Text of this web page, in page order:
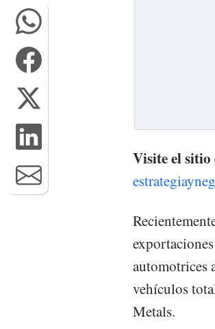
Visite el sitio
automotrices
vehículos
Metals.